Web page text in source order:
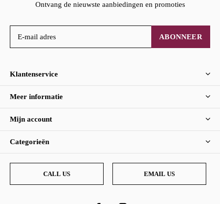
Ontvang de nieuwste aanbiedingen en promoties
ABONNEER
Klantenservice
Meer informatie
Mijn account
Categorieën
CALL US EMAIL US